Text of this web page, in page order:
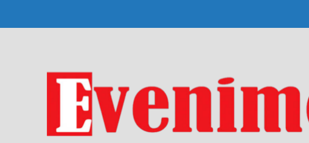
Eveniment Valcean